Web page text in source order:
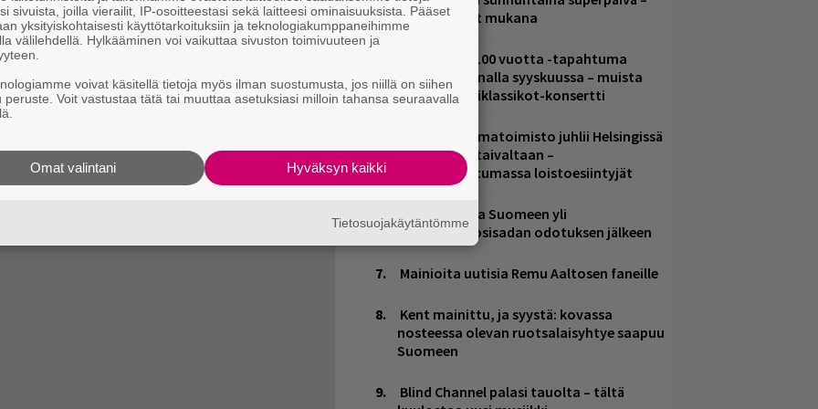
with the Dragon Tattoo tulee ensi-iltaan 21.
tiedät mistä kahvitauolla puhutaan! Nappaa
suoraan sähköpostiin tästä.
nämä artistit mukana
Valtava Yle 100 vuotta -tapahtuma
Veikkaus Arenalla syyskuussa – muista
myös metalliklassikot-konsertti
Mainio ohjelmatoimisto juhlii Helsingissä
10-vuotista taivaltaan –
ilmaistapahtumassa loistoesiintyjät
Weezer palaa Suomeen yli
neljännesvuosisadan odotuksen jälkeen
Mainioita uutisia Remu Aaltosen faneille
Kent mainittu, ja syystä: kovassa
nosteessa olevan ruotsalaisyhtye saapuu
Suomeen
Blind Channel palasi tauolta – tältä
sivuista, joilla vierailit, IP-osoitteestasi sekä laitteesi ominaisuuksista. Pääset
yksityiskohtaisesti käyttötarkoituksiin ja teknologiakumppaneihimme
välilehdellä. Hylkääminen voi vaikuttaa sivuston toimivuuteen ja
voivat käsitellä tietoja myös ilman suostumusta, jos niillä on siihen
peruste. Voit vastustaa tätä tai muuttaa asetuksiasi milloin tahansa seuraavalla
Hyväksyn kaikki
Omat valintani
Tietosuojakäytäntömme